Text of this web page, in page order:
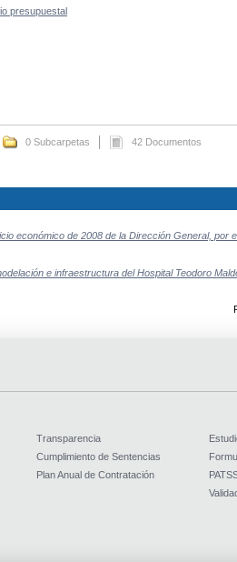
presupuestal
0 Subcarpetas 42 Documentos
económico de 2008 de la Dirección General, por
e infraestructura del Hospital Teodoro
Transparencia
Cumplimiento de Sentencias
Plan Anual de Contratación